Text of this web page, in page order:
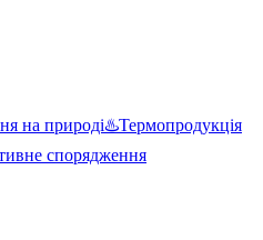
на природі♨️Термопродукція
спорядження